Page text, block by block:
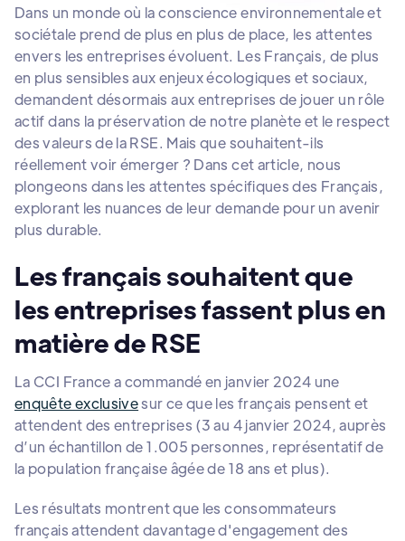
Dans un monde où la conscience environnementale et
sociétale prend de plus en plus de place, les attentes
envers les entreprises évoluent. Les Français, de plus
en plus sensibles aux enjeux écologiques et sociaux,
demandent désormais aux entreprises de jouer un rôle
actif dans la préservation de notre planète et le respect
des valeurs de la RSE. Mais que souhaitent-ils
réellement voir émerger ? Dans cet article, nous
plongeons dans les attentes spécifiques des Français,
explorant les nuances de leur demande pour un avenir
plus durable.
Les français souhaitent que
les entreprises fassent plus en
matière de RSE
La CCI France a commandé en janvier 2024 une
enquête exclusivesur ce que les français pensent et
attendent des entreprises (3 au 4 janvier 2024, auprès
d’un échantillon de 1.005 personnes, représentatif de
la population française âgée de 18 ans et plus).
Les résultats montrent que les consommateurs
français attendent davantage d'engagement des